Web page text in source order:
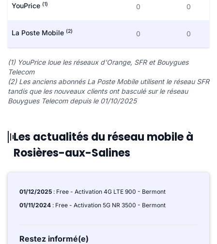
YouPrice (1) 0 0
La Poste Mobile (2) 0 0
(1) YouPrice loue les réseaux d'Orange, SFR et Bouygues
Telecom
(2) Les anciens abonnés La Poste Mobile utilisent le réseau SFR
tandis que les nouveaux clients ont basculé sur le réseau
Bouygues Telecom depuis le 01/10/2025
Les actualités du réseau mobile à
Rosières-aux-Salines
01/12/2025 : Free - Activation 4G LTE 900 - Bermont
01/11/2024 : Free - Activation 5G NR 3500 - Bermont
Restez informé(e)